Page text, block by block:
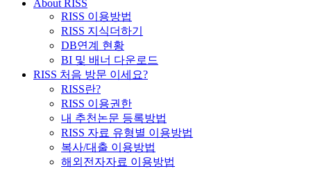
About RISS
RISS 이용방법
RISS 지식더하기
DB연계 현황
BI 및 배너 다운로드
RISS 처음 방문 이세요?
RISS란?
RISS 이용권한
내 추천논문 등록방법
RISS 자료 유형별 이용방법
복사/대출 이용방법
해외전자자료 이용방법